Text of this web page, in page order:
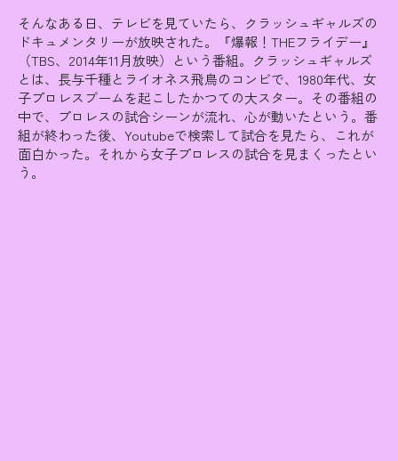
そんなある日、テレビを見ていたら、クラッシュギャルズの
ドキュメンタリーが放映された。『爆報！THEフライデー』
（TBS、2014年11月放映）という番組。クラッシュギャルズ
とは、長与千種とライオネス飛鳥のコンビで、1980年代、女
子プロレスブームを起こしたかつての大スター。その番組の
中で、プロレスの試合シーンが流れ、心が動いたという。番
組が終わった後、Youtubeで検索して試合を見たら、これが
面白かった。それから女子プロレスの試合を見まくったとい
う。